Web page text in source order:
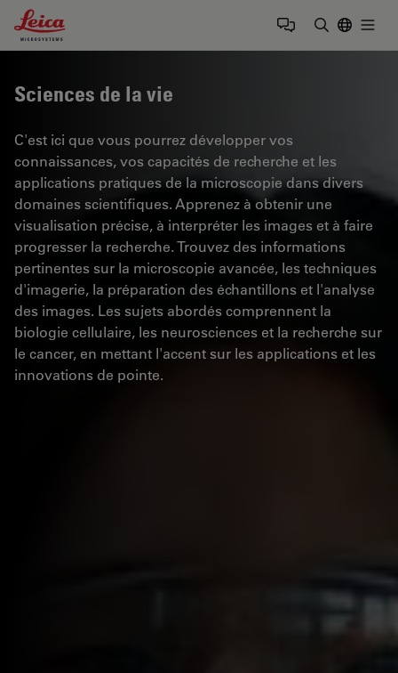
Leica Microsystems Logo
Sciences de la vie
C'est ici que vous pourrez développer vos
connaissances, vos capacités de recherche et les
applications pratiques de la microscopie dans divers
domaines scientifiques. Apprenez à obtenir une
visualisation précise, à interpréter les images et à faire
progresser la recherche. Trouvez des informations
pertinentes sur la microscopie avancée, les techniques
d'imagerie, la préparation des échantillons et l'analyse
des images. Les sujets abordés comprennent la
biologie cellulaire, les neurosciences et la recherche sur
le cancer, en mettant l'accent sur les applications et les
innovations de pointe.